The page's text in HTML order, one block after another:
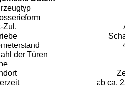
Zul.
der Türen
ab ca.